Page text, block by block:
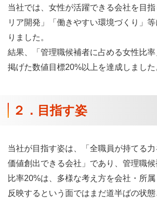
当社では、女性が活躍できる会社を目
リア開発」「働きやすい環境づくり」
りました。
結果、「管理職候補者に占める女性比
掲げた数値目標20%以上を達成しました
２．目指す姿
当社が目指す姿は、「全職員が持てる
価値創出できる会社」であり、管理職
比率20%は、多様な考え方を会社・所
反映するという面ではまだ道半ばの状態